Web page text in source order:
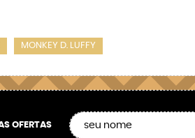
MONKEY D. LUFFY
OFERTAS